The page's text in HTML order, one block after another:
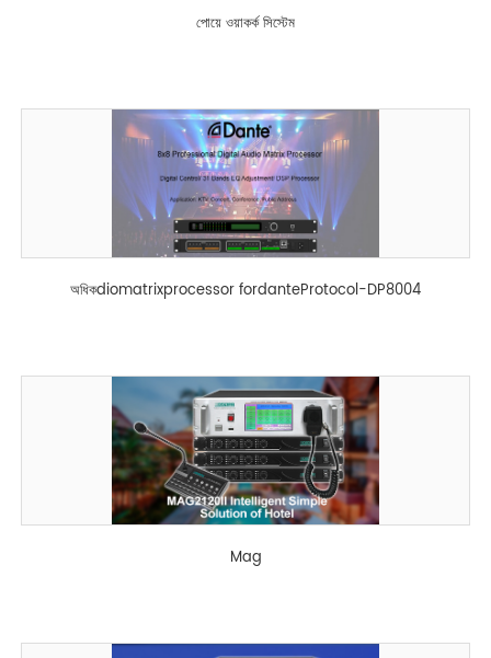
পোয়ে ওয়াকর্ক সিস্টেম
অধিকdiomatrixprocessor fordanteProtocol-DP8004
Mag